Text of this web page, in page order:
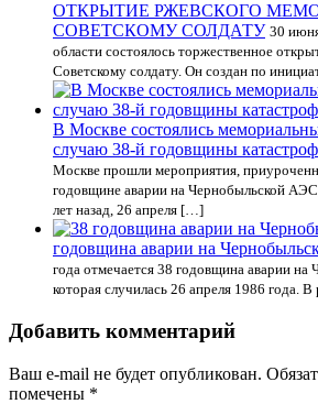
ОТКРЫТИЕ РЖЕВСКОГО
СОВЕТСКОМУ СОЛДАТУ 30
области состоялось торжественное
Советскому солдату. Он создан по
В Москве состоялись
случаю 38-й годовщины
Москве прошли мероприятия,
годовщине аварии на Чернобыльской
лет назад, 26 апреля […]
годовщина аварии на
года отмечается 38 годовщина аварии
которая случилась 26 апреля 1986 года.
Добавить комментарий
Ваш e-mail не будет опубликован.
помечены *